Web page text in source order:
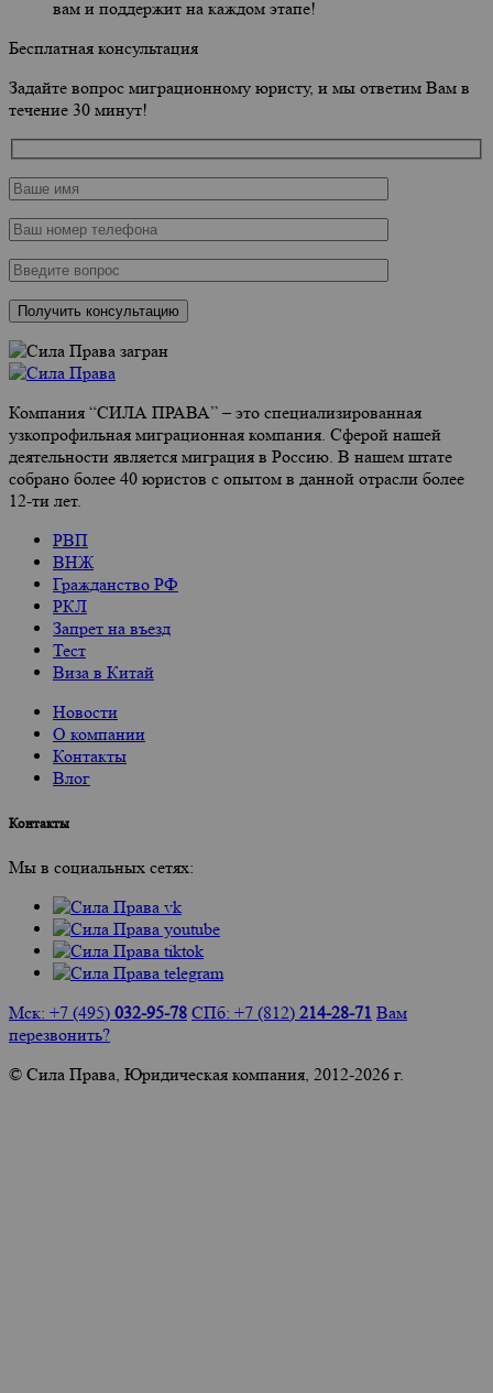
Бесплатная консультация
Задайте вопрос миграционному юристу, и мы ответим Вам в
течение 30 минут!
Компания “СИЛА ПРАВА” – это специализированная
узкопрофильная миграционная компания. Сферой нашей
деятельности является миграция в Россию. В нашем штате
собрано более 40 юристов с опытом в данной отрасли более
12-ти лет.
РВП
ВНЖ
Гражданство РФ
РКЛ
Запрет на въезд
Тест
Виза в Китай
Новости
О компании
Контакты
Влог
Контакты
Мы в социальных сетях:
Мск: +7 (495) 032-95-78 СПб: +7 (812) 214-28-71 Вам
перезвонить?
© Сила Права, Юридическая компания, 2012-2026 г.